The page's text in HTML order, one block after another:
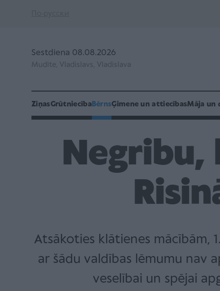
Sestdiena 08.08.2026
Mudīte, Vladislavs, Vladislava
ZiņasGrūtniecībaBērnsĢimene un attiecībasMāja un
Negribu,
Atsākoties klātienes mācībām,
ar šādu valdības lēmumu nav
veselībai un spējai